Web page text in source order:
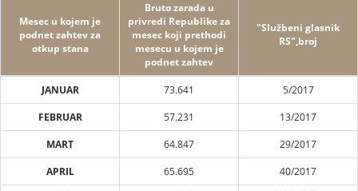
Mesec u kojem je
podnet zahtev za
otkup stana
Bruto zarada u
privredi Republike za
mesec koji prethodi
mesecu u kojem je
podnet zahtev
"Službeni glasnik
RS",broj
JANUAR 73.641
5/2017
FEBRUAR
57.231
13/2017
MART
64.847
29/2017
APRIL
65.695
40/2017